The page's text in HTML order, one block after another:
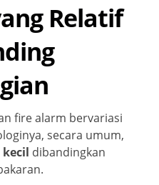
Relatif
fire alarm bervariasi
secara umum,
dibandingkan